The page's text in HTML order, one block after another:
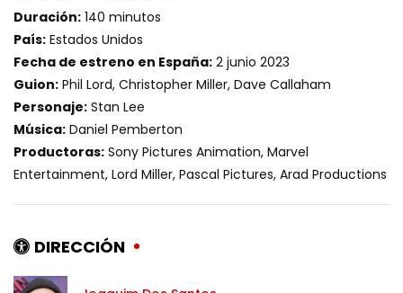
Duración: 140 minutos
País: Estados Unidos
Fecha de estreno en España: 2 junio 2023
Guion: Phil Lord, Christopher Miller, Dave Callaham
Personaje: Stan Lee
Música: Daniel Pemberton
Productoras: Sony Pictures Animation, Marvel
Entertainment, Lord Miller, Pascal Pictures, Arad Productions
DIRECCIÓN